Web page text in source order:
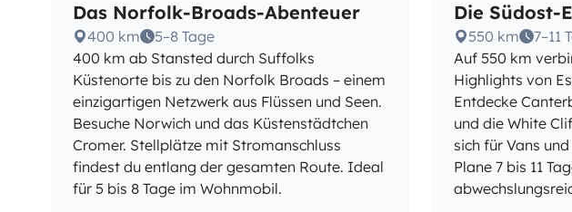
Das Norfolk-Broads-Abenteuer
400 km
5–8 Tage
400 km ab Stansted durch Suffolks
Küstenorte bis zu den Norfolk Broads – einem
einzigartigen Netzwerk aus Flüssen und Seen.
Besuche Norwich und das Küstenstädtchen
Cromer. Stellplätze mit Stromanschluss
findest du entlang der gesamten Route. Ideal
für 5 bis 8 Tage im Wohnmobil.
Die Südost-
550 km
7–11
Auf 550 km
Highlights von
Entdecke
und die White
sich für Vans
Plane 7 bis 11